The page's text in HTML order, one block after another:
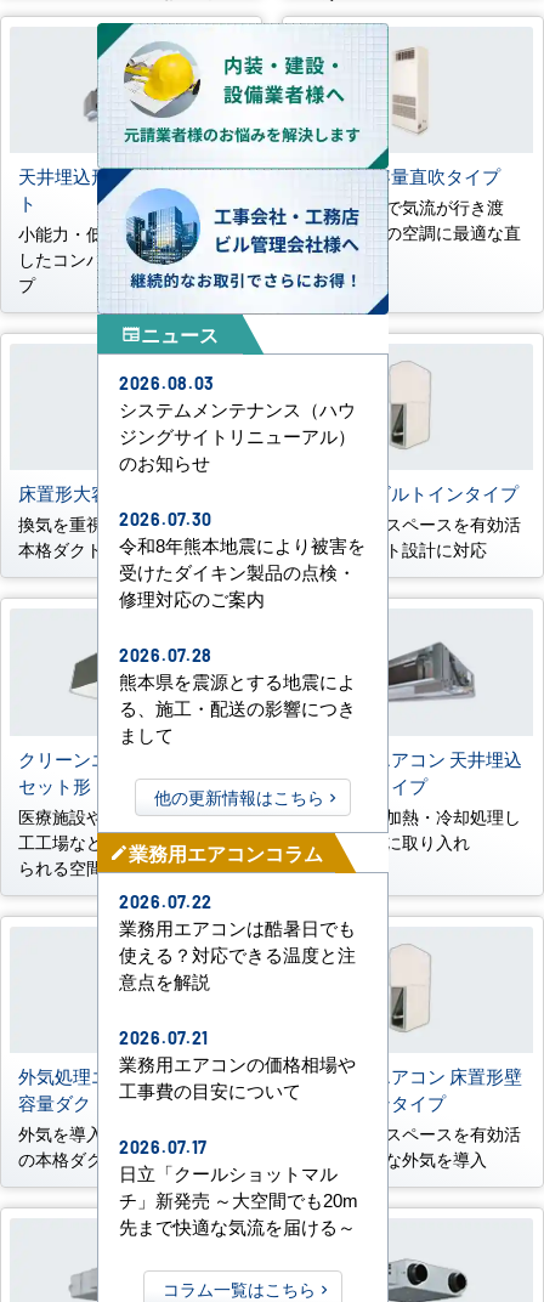
天井埋込形コンパクトダク
ト
小能力・低騒音ニーズに対応
したコンパクトなダクトタイ
プ
床置形大容量直吹タイプ
約30m先まで気流が行き渡
る、大空間の空調に最適な直
吹タイプ
床置形大容量ダクトタイプ
換気を重視する大空間向けの
本格ダクト設計に対応
床置形壁ビルトインタイプ
壁内の柱間スペースを有効活
用し、ダクト設計に対応
クリーンエリア用天井カ
セット形
医療施設や研究施設、食品加
工工場などの高い空室が求め
られる空間に
外気処理エアコン 天井埋込
形ダクトタイプ
新鮮外気を加熱・冷却処理し
て室内空間に取り入れ
外気処理エアコン 床置形大
容量ダクトタイプ
外気を導入したい大空間向け
の本格ダクト設計に対応
外気処理エアコン 床置形壁
ビルトインタイプ
壁内の柱間スペースを有効活
用し、新鮮な外気を導入
newspaperニュース
2026.08.03
システムメンテナンス（ハウ
ジングサイトリニューアル）
のお知らせ
2026.07.30
令和8年熊本地震により被害を
受けたダイキン製品の点検・
修理対応のご案内
2026.07.28
熊本県を震源とする地震によ
る、施工・配送の影響につき
まして
他の更新情報はこちら
mode_edit業務用エアコンコラム
2026.07.22
業務用エアコンは酷暑日でも
使える？対応できる温度と注
意点を解説
2026.07.21
業務用エアコンの価格相場や
工事費の目安について
2026.07.17
日立「クールショットマル
チ」新発売 ～大空間でも20m
先まで快適な気流を届ける～
コラム一覧はこちら